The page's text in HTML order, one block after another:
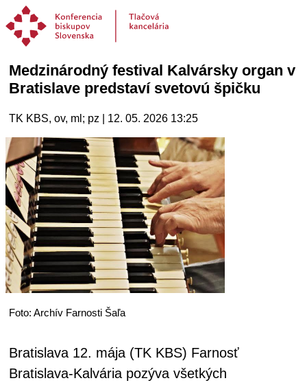
Medzinárodný festival Kalvársky organ v
Bratislave predstaví svetovú špičku
TK KBS, ov, ml; pz | 12. 05. 2026 13:25
Foto: Archív Farnosti Šaľa
Bratislava 12. mája (TK KBS) Farnosť
Bratislava-Kalvária pozýva všetkých